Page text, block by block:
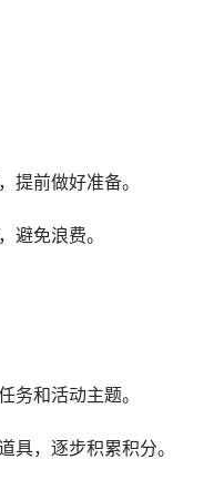
提前做好准备。
避免浪费。
务和活动主题。
具，逐步积累积分。